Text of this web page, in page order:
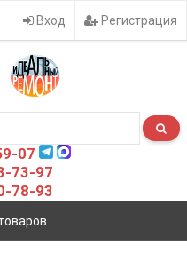
Вход Регистрация
07
73-97
78-93